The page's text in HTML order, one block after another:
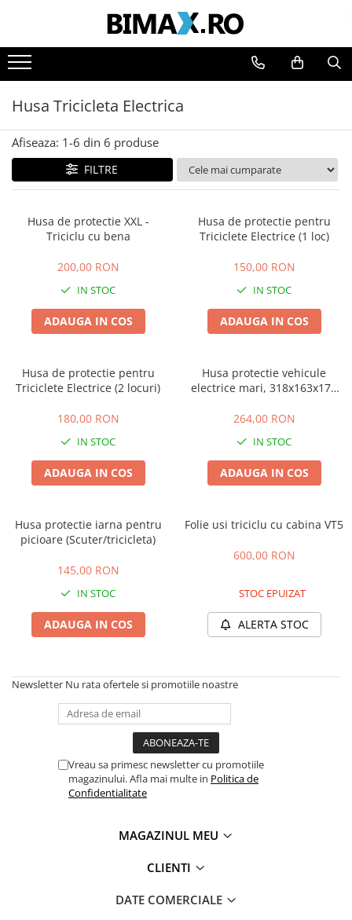
Toate Produsele
Triciclete Electrice
⬇ TIPURI
➔ Cu 1 Loc
➔ Cu 2 Locuri
➔ Acoperita
➔ Adulti - Fara permis
➔ Adulti - cu Cabina
➔ Cu Cabina
➔ Cu Cabina fara Permis
➔ Cu Cabina Inchisa
➔ Cu Remorca
➔ Cu Volan
➔ Fara Permis
➔ 4000W
➔ Volta
➔ Kuba
➔ RDB
➔ Ruris
Camere
Incarcatoare
ACCESORII
Toate accesoriile la Triciclete
Masini Electrice
Masina Electrica RDB
Masina Electrica 25 km/h
Masina Electrica 2 Locuri fara
Husa Tricicleta Electrica
Afiseaza: 1-6 din 6 produse
FILTRE
Husa de protectie XXL -
Triciclu cu bena
200,00 RON
IN STOC
ADAUGA IN COS
Husa de protectie pentru
Triciclete Electrice (1 loc)
150,00 RON
IN STOC
ADAUGA IN COS
Husa de protectie pentru
Triciclete Electrice (2 locuri)
180,00 RON
IN STOC
ADAUGA IN COS
Husa protectie vehicule
electrice mari, 318x163x178
264,00 RON
IN STOC
ADAUGA IN COS
Husa protectie iarna pentru
picioare (Scuter/tricicleta)
145,00 RON
IN STOC
ADAUGA IN COS
Folie usi triciclu cu cabina VT5
600,00 RON
STOC EPUIZAT
ALERTA STOC
Newsletter Nu rata ofertele si promotiile noastre
Vreau sa primesc newsletter cu promotiile
magazinului. Afla mai multe in Politica de
Confidentialitate
MAGAZINUL MEU
CLIENTI
DATE COMERCIALE